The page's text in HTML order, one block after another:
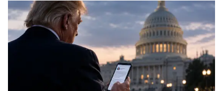
nepůsobilo jako předem daná formalita. Investoři
současně oceňovali nezanedbatelnou možnost zvýšení
sazeb a do jednání vstupovali s mírou nejistoty, která
byla v posledních letech před zasedáními Fedu spíše